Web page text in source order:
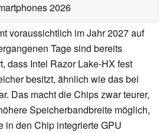
2026
voraussichtlich im Jahr 2027 auf
Tage sind bereits
dass Intel Razor Lake-HX fest
besitzt, ähnlich wie das bei
Das macht die Chips zwar teurer,
Speicherbandbreite möglich,
in den Chip integrierte GPU